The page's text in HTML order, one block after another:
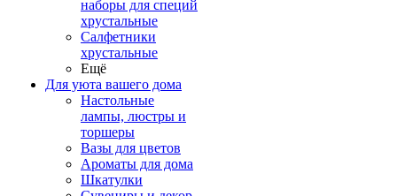
наборы для специй
хрустальные
Салфетники
хрустальные
Ещё
Для уюта вашего дома
Настольные
лампы, люстры и
торшеры
Вазы для цветов
Ароматы для дома
Шкатулки